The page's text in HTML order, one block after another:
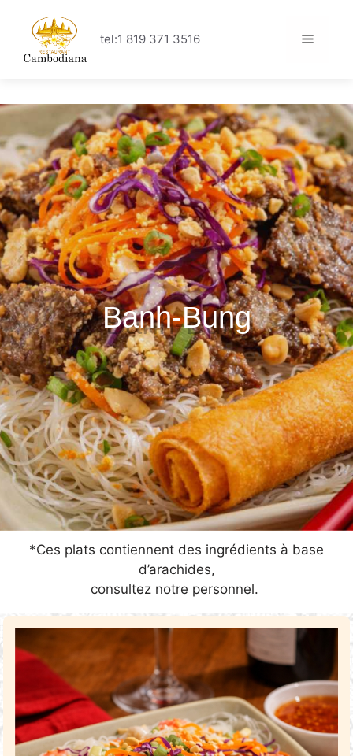
tel:1 819 371 3516
Banh-Bung
*Ces plats contiennent des ingrédients à base
d’arachides,
consultez notre personnel.